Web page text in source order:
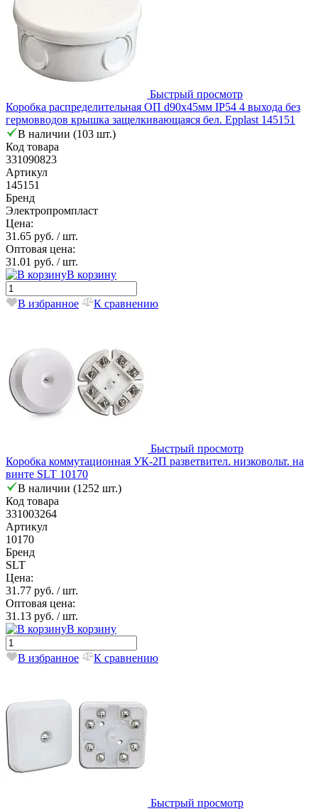
Быстрый просмотр
Коробка распределительная ОП d90х45мм IP54 4 выхода без
гермовводов крышка защелкивающаяся бел. Epplast 145151
В наличии (103 шт.)
Код товара
331090823
Артикул
145151
Бренд
Электропромпласт
Цена:
31.65 руб. / шт.
Оптовая цена:
31.01 руб. / шт.
В корзину
В избранное К сравнению
Быстрый просмотр
Коробка коммутационная УК-2П разветвител. низковольт. на
винте SLT 10170
В наличии (1252 шт.)
Код товара
331003264
Артикул
10170
Бренд
SLT
Цена:
31.77 руб. / шт.
Оптовая цена:
31.13 руб. / шт.
В корзину
В избранное К сравнению
Быстрый просмотр